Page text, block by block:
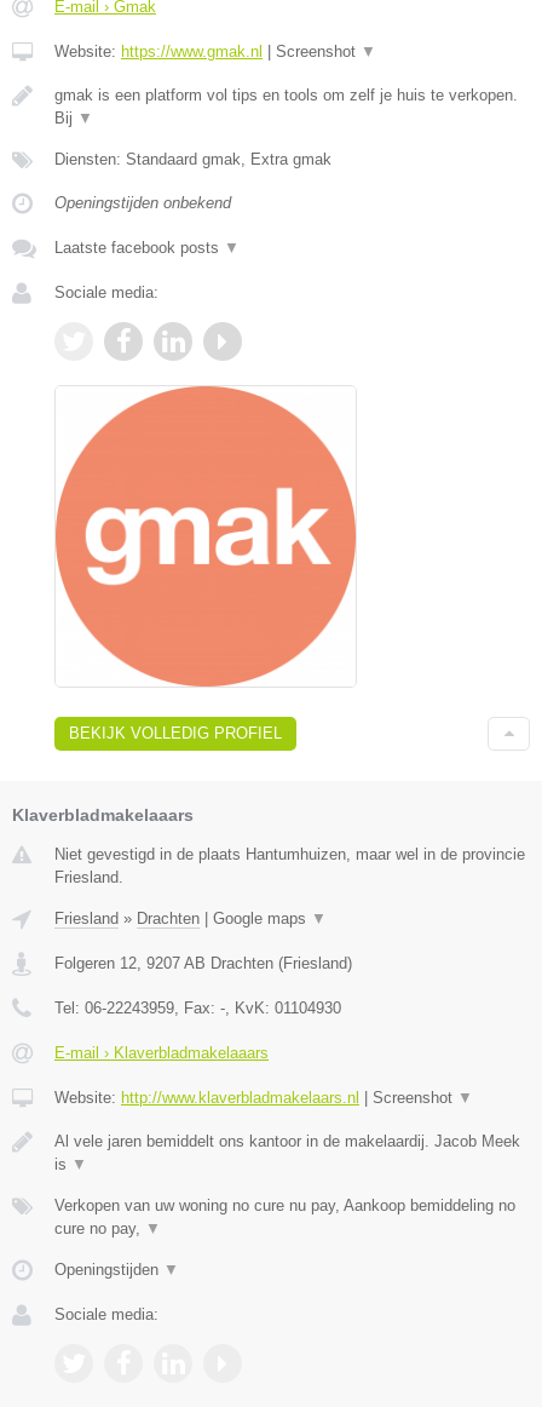
E-mail › Gmak
Website: https://www.gmak.nl Screenshot ▼
gmak is een platform vol tips en tools om zelf je huis te verkopen.
Bij ▼
Diensten: Standaard gmak, Extra gmak
Openingstijden onbekend
Laatste facebook posts ▼
Sociale media:
BEKIJK VOLLEDIG PROFIEL
Klaverbladmakelaaars
Niet gevestigd in de plaats Hantumhuizen, maar wel in de provincie
Friesland.
Friesland » Drachten Google maps ▼
Folgeren 12, 9207 AB Drachten (Friesland)
Tel: 06-22243959, Fax: -, KvK: 01104930
E-mail › Klaverbladmakelaaars
Website: http://www.klaverbladmakelaars.nl Screenshot ▼
Al vele jaren bemiddelt ons kantoor in de makelaardij. Jacob Meek
is ▼
Verkopen van uw woning no cure nu pay, Aankoop bemiddeling no
cure no pay, ▼
Openingstijden ▼
Sociale media: